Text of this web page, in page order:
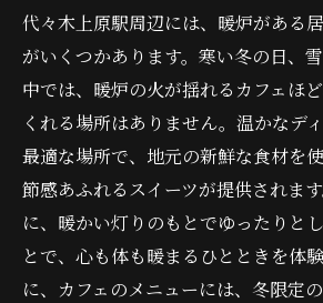
代々木上原駅周辺には、暖炉がある
がいくつかあります。寒い冬の日、
中では、暖炉の火が揺れるカフェほ
くれる場所はありません。温かなデ
最適な場所で、地元の新鮮な食材を
節感あふれるスイーツが提供されま
に、暖かい灯りのもとでゆったりと
とで、心も体も暖まるひとときを体
に、カフェのメニューには、冬限定